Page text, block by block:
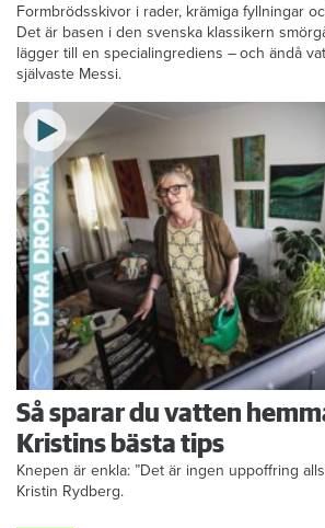
Formbrödsskivor i rader, krämiga fyllningar
Det är basen i den svenska klassikern
lägger till en specialingrediens – och ändå
självaste Messi.
Så sparar du vatten
Kristins bästa tips
Knepen är enkla: ”Det är ingen uppoffring
Kristin Rydberg.